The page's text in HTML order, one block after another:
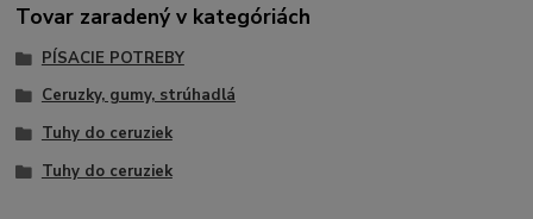
Tovar zaradený v kategóriách
PÍSACIE POTREBY
Ceruzky, gumy, strúhadlá
Tuhy do ceruziek
Tuhy do ceruziek